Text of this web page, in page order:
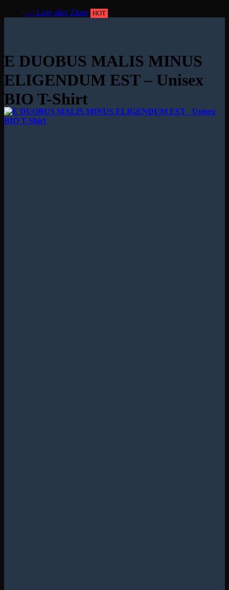
--> Liste aller Zitate HOT
E DUOBUS MALIS MINUS
ELIGENDUM EST – Unisex
BIO T-Shirt